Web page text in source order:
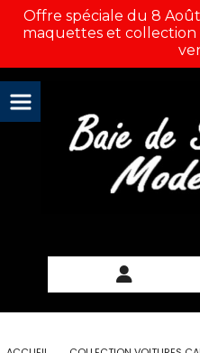
Offre spéciale du 8
maquettes et
Panneau de gestion des cookies